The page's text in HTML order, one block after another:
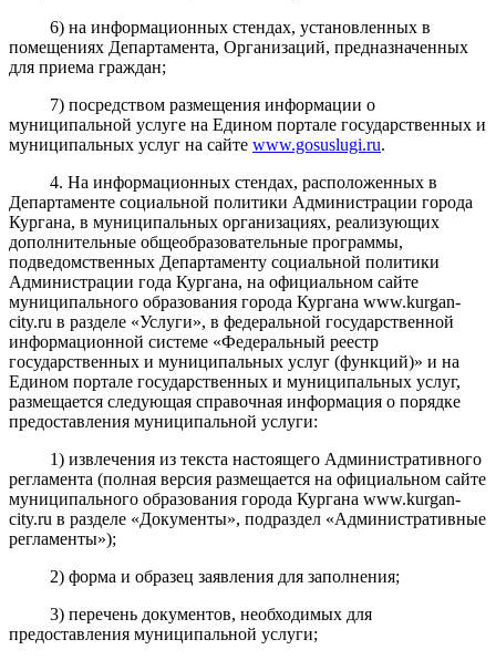
6)на информационных стендах, установленных в
помещениях Департамента, Организаций, предназначенных
для приема граждан;
7) посредством размещения информации о
муниципальной услуге на Едином портале государственных и
муниципальных услуг на сайте www.gosuslugi.ru.
4.На информационных стендах, расположенных в
Департаменте социальной политики Администрации города
Кургана, в муниципальных организациях, реализующих
дополнительные общеобразовательные программы,
подведомственных Департаменту социальной политики
Администрации года Кургана, на официальном сайте
муниципального образования города Кургана www.kurgan-
city.ru в разделе «Услуги», в федеральной государственной
информационной системе «Федеральный реестр
государственных и муниципальных услуг (функций)» и на
Едином портале государственных и муниципальных услуг,
размещается следующая справочная информация о порядке
предоставления муниципальной услуги:
1)извлечения из текста настоящего Административного
регламента (полная версия размещается на официальном сайте
муниципального образования города Кургана www.kurgan-
city.ru в разделе «Документы», подраздел «Административные
регламенты»);
2) форма и образец заявления для заполнения;
3)перечень документов, необходимых для
предоставления муниципальной услуги;